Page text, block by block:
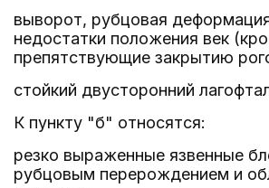
выворот, рубцовая
недостатки положения век
препятствующие закрытию
стойкий двусторонний
К пункту "б" относятся:
резко выраженные язвенные
рубцовым перерождением и